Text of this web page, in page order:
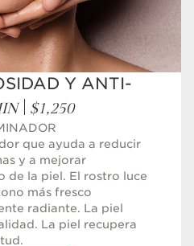
Y ANTI-
$1,250
que ayuda a reducir
y a mejorar
de la piel. El rostro luce
más fresco
radiante. La piel
La piel recupera